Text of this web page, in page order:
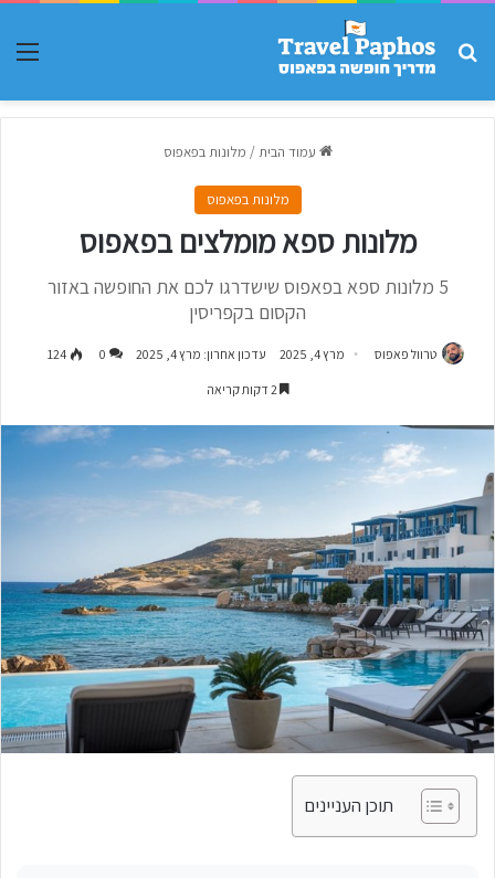
חפש עבור
עמוד הבית / מלונות בפאפוס
מלונות בפאפוס
מלונות ספא מומלצים בפאפוס
5 מלונות ספא בפאפוס שישדרגו לכם את החופשה באזור
הקסום בקפריסין
טרוול פאפוס מרץ 4, 2025 עדכון אחרון: מרץ 4, 2025 0
124
2 דקות קריאה
תוכן העניינים